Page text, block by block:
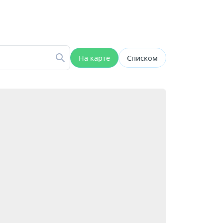
На карте Списком